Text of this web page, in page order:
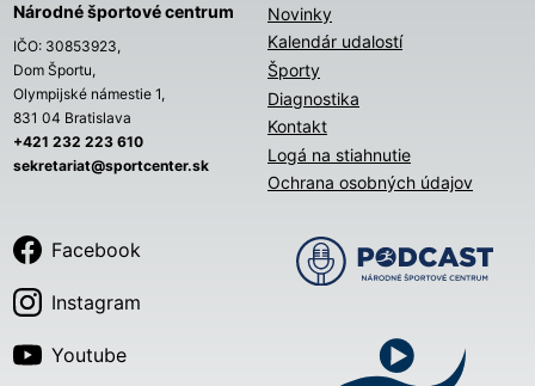
Národné športové centrum
IČO: 30853923,
Dom Športu,
Olympijské námestie 1,
831 04 Bratislava
+421 232 223 610
sekretariat@sportcenter.sk
Novinky
Kalendár udalostí
Športy
Diagnostika
Kontakt
Logá na stiahnutie
Ochrana osobných údajov
Facebook
Instagram
Youtube